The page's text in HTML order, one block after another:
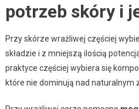
potrzeb skóry i
Przy skórze wrażliwej częściej
składzie i z mniejszą ilością
praktyce częściej wybiera się
które nie dominują nad naturalnym